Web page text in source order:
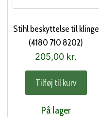
Stihl beskyttelse til klinge
(4180 710 8202)
205,00 kr.
Tilføj til kurv
På lager